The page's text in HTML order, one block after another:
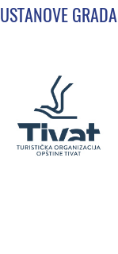
USTANOVE GRADA